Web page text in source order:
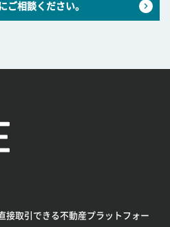
ご相談ください。
接取引できる不動産プラットフォー